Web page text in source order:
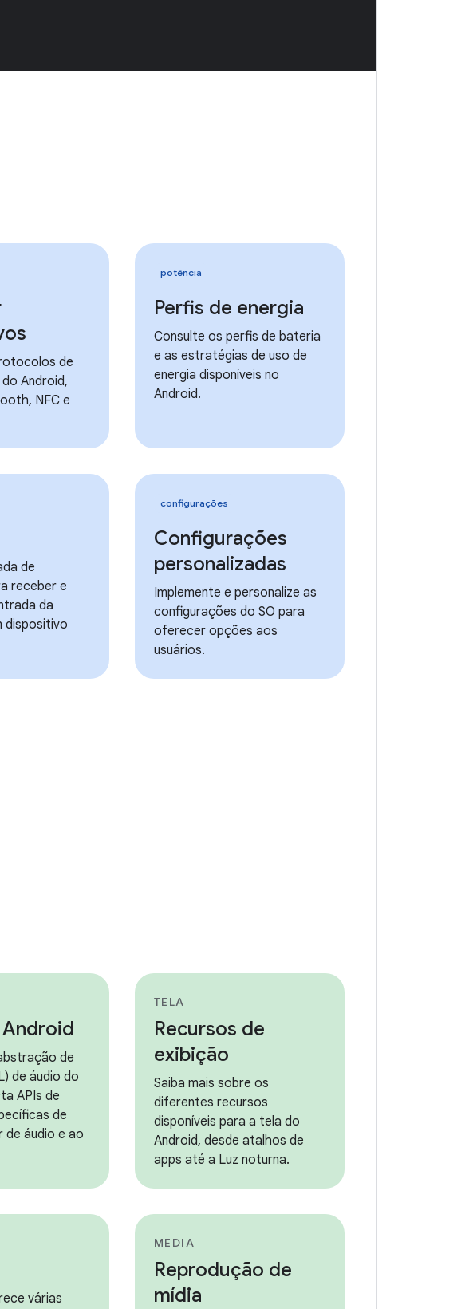
de
Android,
NFC e
potência
Perfis de energia
Consulte os perfis de bateria
e as estratégias de uso de
energia disponíveis no
Android.
de
receber e
da
dispositivo
configurações
Configurações
personalizadas
Implemente e personalize as
configurações do SO para
oferecer opções aos
usuários.
de
de áudio do
APIs de
de
de áudio e ao
TELA
Recursos de
exibição
Saiba mais sobre os
diferentes recursos
disponíveis para a tela do
Android, desde atalhos de
apps até a Luz noturna.
várias
MEDIA
Reprodução de
mídia